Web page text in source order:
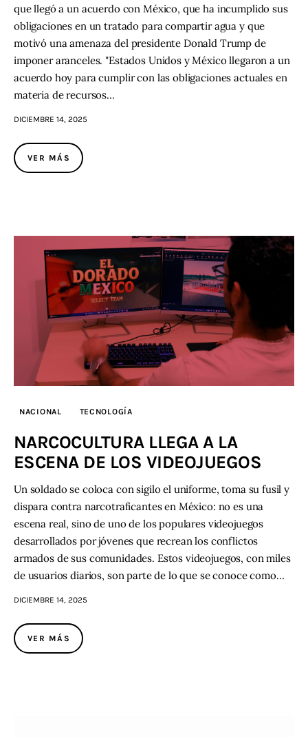
que llegó a un acuerdo con México, que ha incumplido sus
obligaciones en un tratado para compartir agua y que
motivó una amenaza del presidente Donald Trump de
imponer aranceles. "Estados Unidos y México llegaron a un
acuerdo hoy para cumplir con las obligaciones actuales en
materia de recursos…
DICIEMBRE 14, 2025
VER MÁS
NACIONAL TECNOLOGÍA
NARCOCULTURA LLEGA A LA
ESCENA DE LOS VIDEOJUEGOS
Un soldado se coloca con sigilo el uniforme, toma su fusil y
dispara contra narcotraficantes en México: no es una
escena real, sino de uno de los populares videojuegos
desarrollados por jóvenes que recrean los conflictos
armados de sus comunidades. Estos videojuegos, con miles
de usuarios diarios, son parte de lo que se conoce como…
DICIEMBRE 14, 2025
VER MÁS